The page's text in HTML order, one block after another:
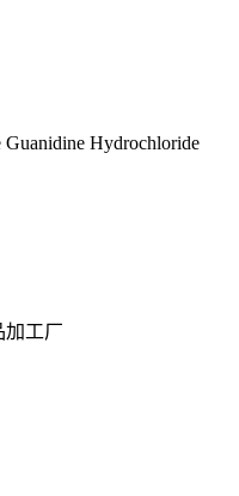
Hydrochloride
工厂